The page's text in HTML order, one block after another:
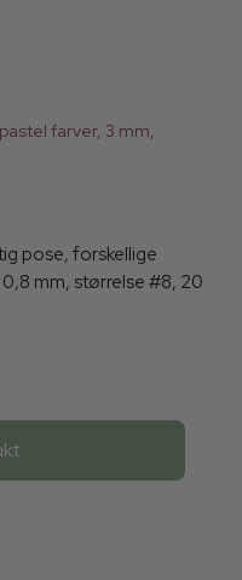
farver, 3 mm,
pose, forskellige
mm, størrelse #8, 20